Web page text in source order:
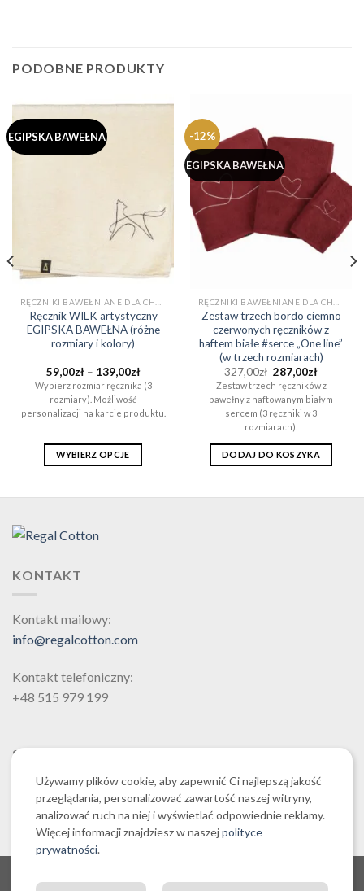
PODOBNE PRODUKTY
EGIPSKA BAWEŁNA
Ręcznik WILK artystyczny
EGIPSKA BAWEŁNA (różne
rozmiary i kolory)
59,00zł – 139,00złZakres
cen:
od
do
Wybierz rozmiar ręcznika (3
rozmiary). Możliwość
personalizacji na karcie produktu.
WYBIERZ OPCJE
wariantów.
stronie
produktu
-12%
EGIPSKA BAWEŁNA
Zestaw trzech bordo ciemno
czerwonych ręczników z
haftem białe #serce „One line”
(w trzech rozmiarach)
327,00zł Pierwotna
cena
wynosiła:
327,00zł.
287,00złAktualna
cena
wynosi:
287,00zł.
Zestaw trzech ręczników z
bawełny z haftowanym białym
sercem (3 ręczniki w 3
rozmiarach).
DODAJ DO KOSZYKA
KONTAKT
Kontakt mailowy:
info@regalcotton.com
Kontakt telefoniczny:
+48 515 979 199
SZUKAJ
REGULAMIN SKLEPU REGALCOTTON.COM
Używamy plików cookie, aby zapewnić Ci najlepszą jakość
przeglądania, personalizować zawartość naszej witryny,
analizować ruch na niej i wyświetlać odpowiednie reklamy.
Więcej informacji znajdziesz w naszejpolityce
prywatności.